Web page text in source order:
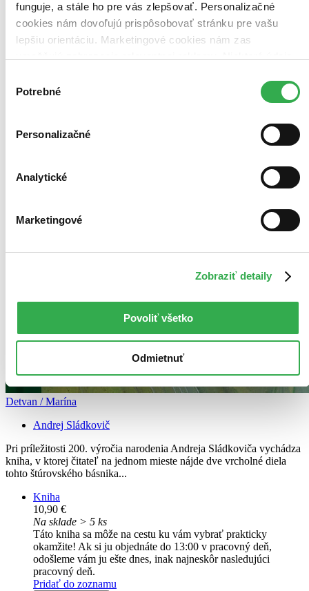
funguje, a stále ho pre vás zlepšovať. Personalizačné
cookies nám dovoľujú prispôsobovať stránku pre vašu
lepšiu orientáciu. Marketingové cookies nám zas
keby sme mohli používať všetky tieto cookies. Ďakujeme!
súhlasu
Potrebné
Personalizačné
Analytické
Marketingové
Zobraziť detaily
Povoliť všetko
Odmietnuť
Detvan / Marína
Andrej Sládkovič
Pri príležitosti 200. výročia narodenia Andreja Sládkoviča vychádza
kniha, v ktorej čitateľ na jednom mieste nájde dve vrcholné diela
tohto štúrovského básnika...
Kniha
10,90 €
Na sklade > 5 ks
Táto kniha sa môže na cestu ku vám vybrať prakticky
okamžite! Ak si ju objednáte do 13:00 v pracovný deň,
odošleme vám ju ešte dnes, inak najneskôr nasledujúci
pracovný deň.
Pridať do zoznamu